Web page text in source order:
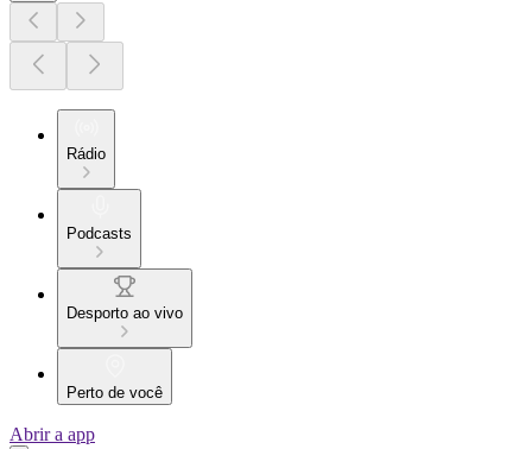
Rádio
Podcasts
Desporto ao vivo
Perto de você
Abrir a app